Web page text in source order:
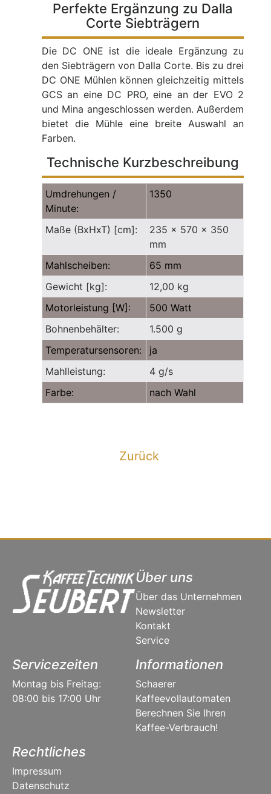
Perfekte Ergänzung zu Dalla
Corte Siebträgern
Die DC ONE ist die ideale Ergänzung zu
den Siebträgern von Dalla Corte. Bis zu drei
DC ONE Mühlen können gleichzeitig mittels
GCS an eine DC PRO, eine an der EVO 2
und Mina angeschlossen werden. Außerdem
bietet die Mühle eine breite Auswahl an
Farben.
Technische Kurzbeschreibung
Umdrehungen /
Minute:
1350
Maße (BxHxT) [cm]:
235 x 570 x 350
mm
Mahlscheiben:
65 mm
Gewicht [kg]:
12,00 kg
Motorleistung [W]:
500 Watt
Bohnenbehälter:
1.500 g
Temperatursensoren:
ja
Mahlleistung:
4 g/s
Farbe:
nach Wahl
Zurück
Über uns
Über das Unternehmen
Newsletter
Kontakt
Service
Servicezeiten
Montag bis Freitag:
08:00 bis 17:00 Uhr
Informationen
Schaerer
Kaffeevollautomaten
Berechnen Sie Ihren
Kaffee-Verbrauch!
Rechtliches
Impressum
Datenschutz